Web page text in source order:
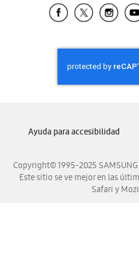
Samsung
Samsung
Samsung
Samsung
Samsung
Copyright© 1995-2025
Este sitio se ve mejor en las
Safari y
Ayuda para accesibilidad